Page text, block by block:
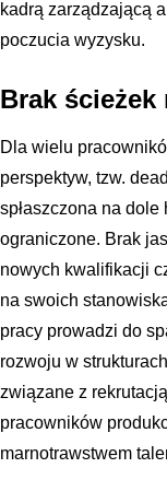
kadrą zarządzającą
poczucia wyzysku.
Brak
Dla wielu
perspektyw, tzw.
spłaszczona na
ograniczone. Brak
nowych kwalifikacji
na swoich
pracy prowadzi do
rozwoju w
związane z
pracowników
marnotrawstwem